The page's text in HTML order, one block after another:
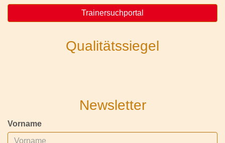
Trainersuchportal
Qualitätssiegel
Newsletter
Vorname